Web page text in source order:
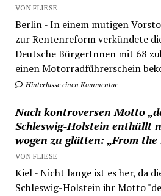
VON FLIESE
Berlin - In einem mutigen
zur Rentenreform verkündete
Deutsche BürgerInnen mit 68
einen Motorradführerschein
Hinterlasse einen Kommentar
Nach kontroversen Motto
Schleswig-Holstein enthüllt
wogen zu glätten: „From
VON FLIESE
Kiel - Nicht lange ist es her, da
Schleswig-Holstein ihr Motto